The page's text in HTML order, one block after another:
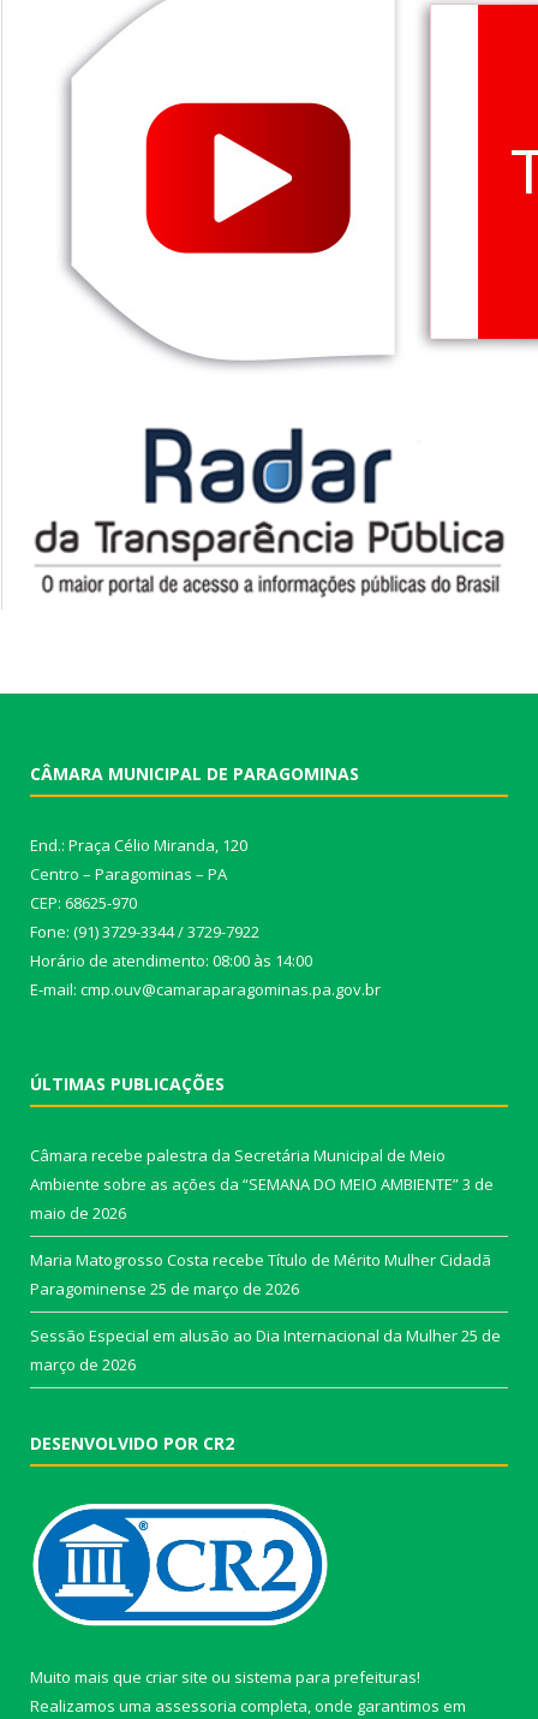
CÂMARA MUNICIPAL DE PARAGOMINAS
End.: Praça Célio Miranda, 120
Centro – Paragominas – PA
CEP: 68625-970
Fone: (91) 3729-3344 / 3729-7922
Horário de atendimento: 08:00 às 14:00
E-mail: cmp.ouv@camaraparagominas.pa.gov.br
ÚLTIMAS PUBLICAÇÕES
Câmara recebe palestra da Secretária Municipal de Meio
Ambiente sobre as ações da “SEMANA DO MEIO AMBIENTE”3 de
maio de 2026
Maria Matogrosso Costa recebe Título de Mérito Mulher Cidadã
Paragominense 25 de março de 2026
Sessão Especial em alusão ao Dia Internacional da Mulher25 de
março de 2026
DESENVOLVIDO POR CR2
Muito mais que criar site ou sistema para prefeituras!
Realizamos uma assessoria completa, onde garantimos em